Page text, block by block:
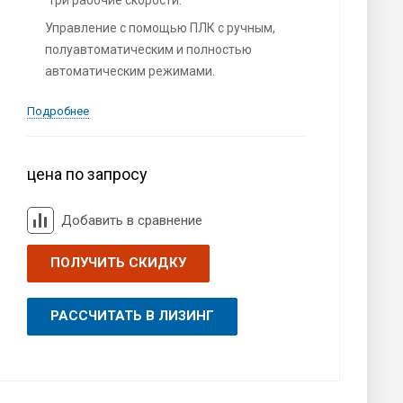
Управление с помощью ПЛК с ручным,
полуавтоматическим и полностью
автоматическим режимами.
Подробнее
цена по запросу
Добавить в сравнение
ПОЛУЧИТЬ СКИДКУ
РАССЧИТАТЬ В ЛИЗИНГ